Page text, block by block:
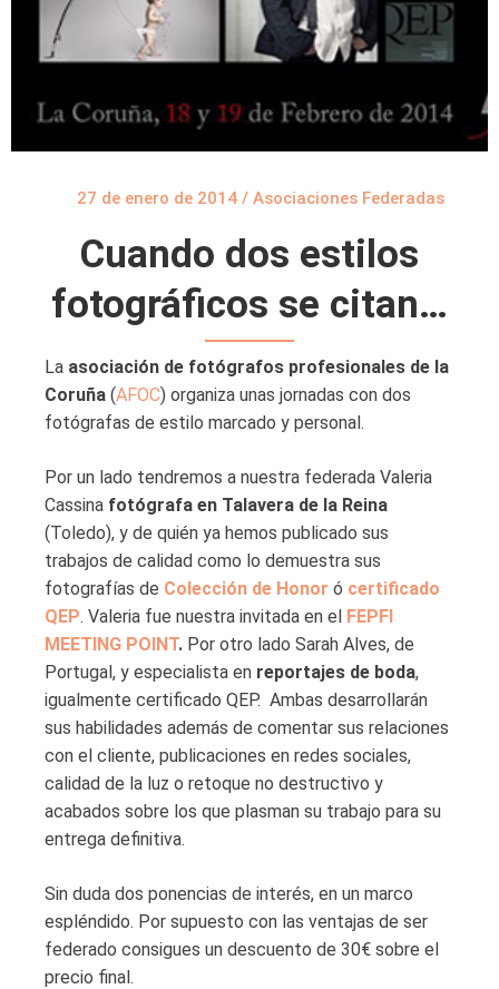
27 de enero de 2014 / Asociaciones Federadas
Cuando dos estilos
fotográficos se citan…
La asociación de fotógrafos profesionales de la
Coruña (AFOC) organiza unas jornadas con dos
fotógrafas de estilo marcado y personal.
Por un lado tendremos a nuestra federada Valeria
Cassina fotógrafa en Talavera de la Reina
(Toledo), y de quién ya hemos publicado sus
trabajos de calidad como lo demuestra sus
fotografías de Colección de Honor ó certificado
QEP. Valeria fue nuestra invitada en el FEPFI
MEETING POINT. Por otro lado Sarah Alves, de
Portugal, y especialista en reportajes de boda,
igualmente certificado QEP. Ambas desarrollarán
sus habilidades además de comentar sus relaciones
con el cliente, publicaciones en redes sociales,
calidad de la luz o retoque no destructivo y
acabados sobre los que plasman su trabajo para su
entrega definitiva.
Sin duda dos ponencias de interés, en un marco
espléndido. Por supuesto con las ventajas de ser
federado consigues un descuento de 30€ sobre el
precio final.